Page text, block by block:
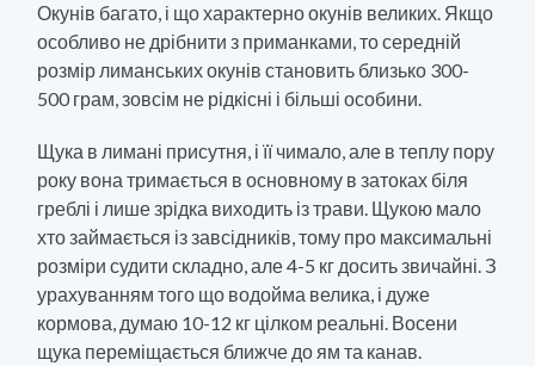
Окунів багато, і що характерно окунів великих. Якщо
особливо не дрібнити з приманками, то середній
розмір лиманських окунів становить близько 300-
500 грам, зовсім не рідкісні і більші особини.
Щука в лимані присутня, і її чимало, але в теплу пору
року вона тримається в основному в затоках біля
греблі і лише зрідка виходить із трави. Щукою мало
хто займається із завсідників, тому про максимальні
розміри судити складно, але 4-5 кг досить звичайні. З
урахуванням того що водойма велика, і дуже
кормова, думаю 10-12 кг цілком реальні. Восени
щука переміщається ближче до ям та канав.